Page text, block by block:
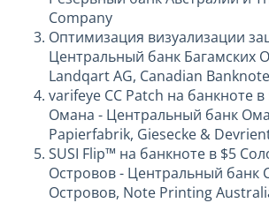
Company
Оптимизация визуализации
Центральный банк Багамских
Landqart AG, Canadian
varifeye CC Patch на банкноте
Омана - Центральный банк
Papierfabrik, Giesecke &
SUSI Flip™ на банкноте в $5
Островов - Центральный банк
Островов, Note Printing